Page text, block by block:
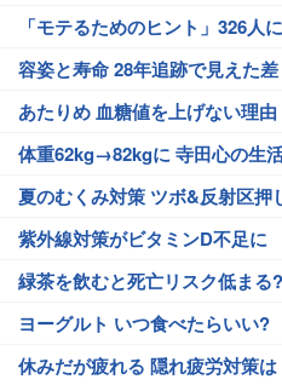
「モテるためのヒント」326人に
容姿と寿命 28年追跡で見えた差
あたりめ 血糖値を上げない理由
体重62kg→82kgに 寺田心の生
夏のむくみ対策 ツボ&反射区押
紫外線対策がビタミンD不足に
緑茶を飲むと死亡リスク低まる?
ヨーグルト いつ食べたらいい?
休みだが疲れる 隠れ疲労対策は